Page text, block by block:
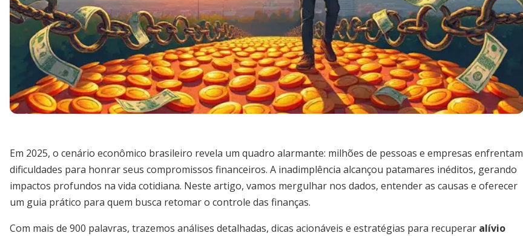
Em 2025, o cenário econômico brasileiro revela um quadro alarmante: milhões de pessoas e empresas enfrentam
dificuldades para honrar seus compromissos financeiros. A inadimplência alcançou patamares inéditos, gerando
impactos profundos na vida cotidiana. Neste artigo, vamos mergulhar nos dados, entender as causas e oferecer
um guia prático para quem busca retomar o controle das finanças.
Com mais de 900 palavras, trazemos análises detalhadas, dicas acionáveis e estratégias para recuperar alívio